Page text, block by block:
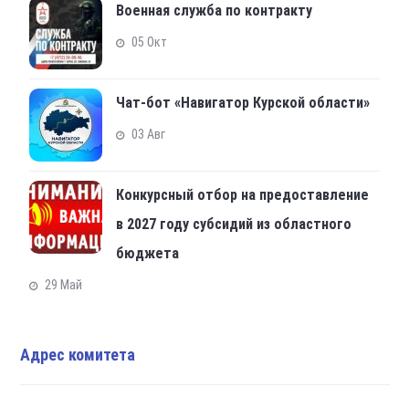
Военная служба по контракту
05 Окт
Чат-бот «Навигатор Курской области»
03 Авг
Конкурсный отбор на предоставление
в 2027 году субсидий из областного
бюджета
29 Май
Адрес комитета